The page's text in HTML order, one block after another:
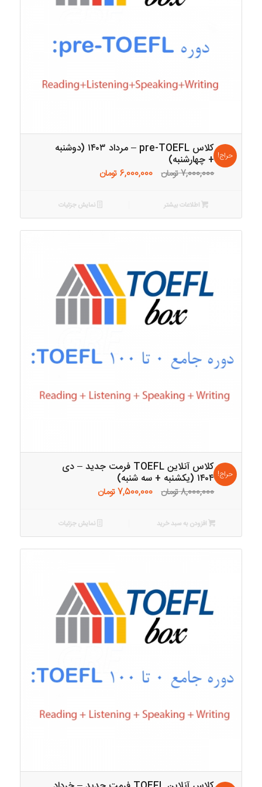
کلاس pre-TOEFL – مرداد ۱۴۰۳ (دوشنبه
+ چهارشنبه)
7,000,000تومان قیمت
بود.
6,000,000 تومانقیمت
6,000,000 تومان.
حراج!
اطلاعات بیشتر نمایش جزئیات
کلاس آنلاین TOEFL فرمت جدید – دی
۱۴۰۴ (یکشنبه + سه شنبه)
8,000,000تومان قیمت
بود.
7,500,000تومانقیمت
7,500,000 تومان.
حراج!
افزودن به سبد خرید نمایش جزئیات